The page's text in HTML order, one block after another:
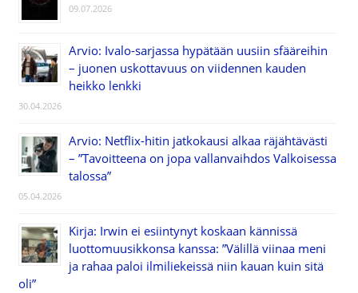
09.07.2026
Arvio: Ivalo-sarjassa hypätään uusiin sfääreihin
– juonen uskottavuus on viidennen kauden
heikko lenkki
30.04.2026
Arvio: Netflix-hitin jatkokausi alkaa räjähtävästi
– ”Tavoitteena on jopa vallanvaihdos Valkoisessa
talossa”
05.04.2026
Kirja: Irwin ei esiintynyt koskaan kännissä
luottomuusikkonsa kanssa: ”Välillä viinaa meni
ja rahaa paloi ilmiliekeissä niin kauan kuin sitä
oli”